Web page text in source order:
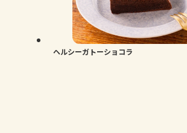
ヘルシーガトーショコラ